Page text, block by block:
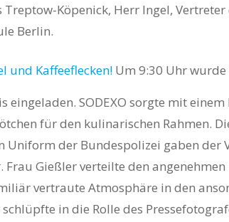
Köpenick, Herr Ingel, Vertreter
Berlin.
Um 9:30 Uhr wurde
eingeladen. SODEXO sorgte mit
für den kulinarischen Rahmen.
Uniform der Bundespolizei gaben der
Gießler verteilte den
vertraute Atmosphäre in den
in die Rolle des